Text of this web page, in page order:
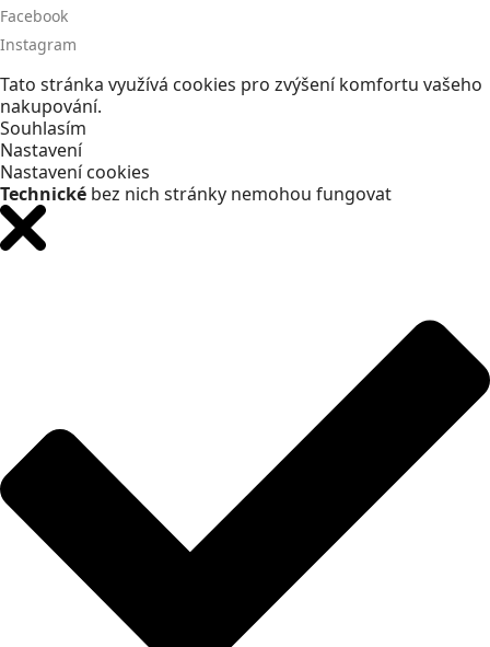
Facebook
Instagram
Tato stránka využívá cookies pro zvýšení komfortu vašeho
nakupování.
Souhlasím
Nastavení
Nastavení cookies
Technické bez nich stránky nemohou fungovat